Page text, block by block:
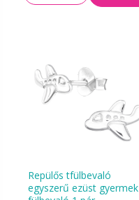
Repülős tfülbevaló
egyszerű ezüst gyermek